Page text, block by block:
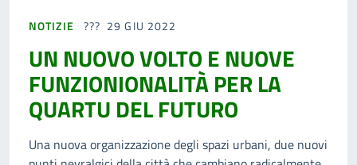
NOTIZIE 29 GIU 2022
UN NUOVO VOLTO E NUOVE
FUNZIONIONALITÀ PER LA
QUARTU DEL FUTURO
Una nuova organizzazione degli spazi urbani, due nuovi